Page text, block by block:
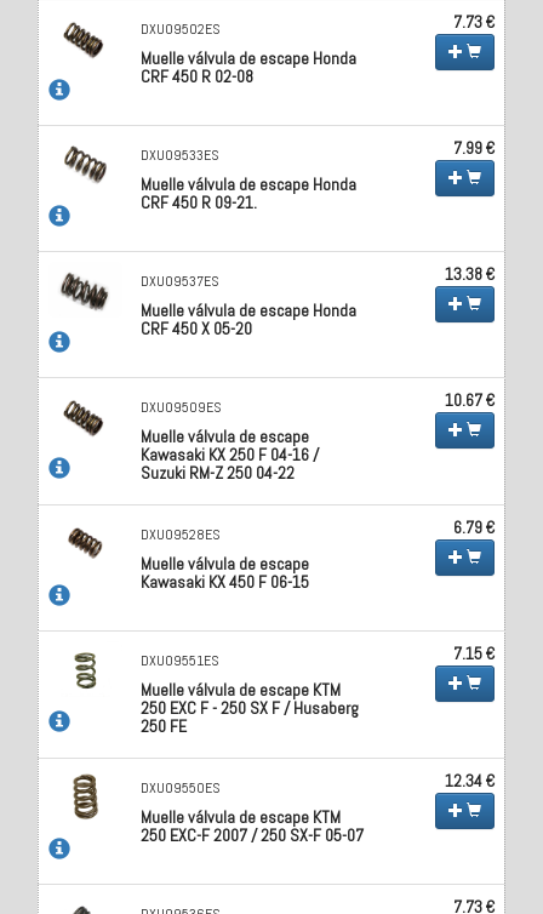
DXU09502ES
Muelle válvula de escape Honda
CRF 450 R 02-08
7.73 €
DXU09533ES
Muelle válvula de escape Honda
CRF 450 R 09-21.
7.99 €
DXU09537ES
Muelle válvula de escape Honda
CRF 450 X 05-20
13.38 €
DXU09509ES
Muelle válvula de escape
Kawasaki KX 250 F 04-16 /
Suzuki RM-Z 250 04-22
10.67 €
DXU09528ES
Muelle válvula de escape
Kawasaki KX 450 F 06-15
6.79 €
DXU09551ES
Muelle válvula de escape KTM
250 EXC F - 250 SX F / Husaberg
250 FE
7.15 €
DXU09550ES
Muelle válvula de escape KTM
250 EXC-F 2007 / 250 SX-F 05-07
12.34 €
7.73 €